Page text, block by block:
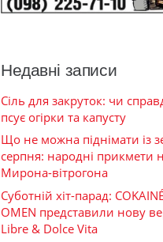
Недавні записи
Сіль для закруток: чи
псує огірки та капусту
Що не можна піднімати із
серпня: народні прикмети
Мирона-вітрогона
Суботній хіт-парад:
OMEN представили нову
Libre & Dolce Vita